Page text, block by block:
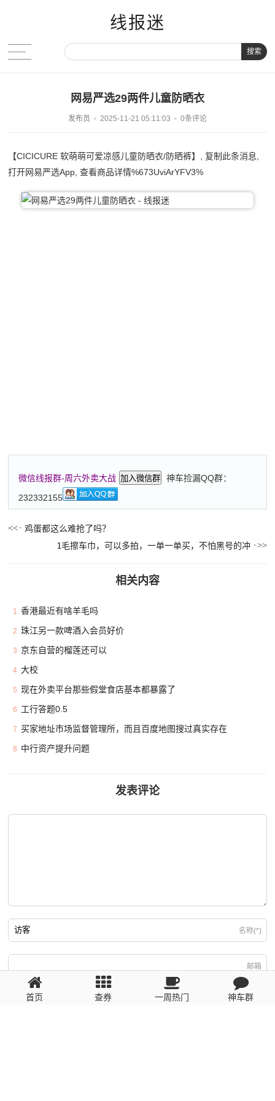
线报迷
搜索
网易严选29两件儿童防晒衣
发布员 2025-11-21 05:11:03 0条评论
【CICICURE 软萌萌可爱凉感儿童防晒衣/防晒裤】, 复制此条消息,
打开网易严选App, 查看商品详情%673UviArYFV3%
微信线报群-周六外卖大战 加入微信群
神车捡漏QQ群：
232332155
鸡蛋都这么难抢了吗？
1毛擦车巾，可以多拍，一单一单买，不怕黑号的冲
相关内容
1 香港最近有啥羊毛吗
2 珠江另一款啤酒入会员好价
3 京东自营的榴莲还可以
4 大校
5 现在外卖平台那些假堂食店基本都暴露了
6 工行答题0.5
7 买家地址市场监督管理所，而且百度地图搜过真实存在
8 中行资产提升问题
发表评论
名称(*)
邮箱
回复需填写必要信息
首页 查券 一周热门 神车群